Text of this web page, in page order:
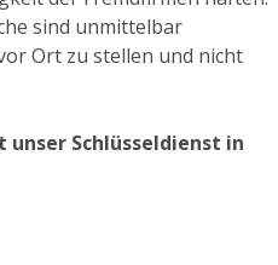
sind unmittelbar
Ort zu stellen und nicht
Schlüsseldienst in